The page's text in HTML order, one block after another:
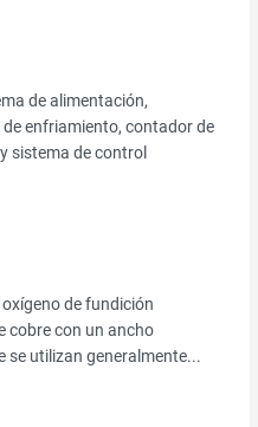
de alimentación,
enfriamiento, contador de
sistema de control
de fundición
cobre con un ancho
se utilizan generalmente...